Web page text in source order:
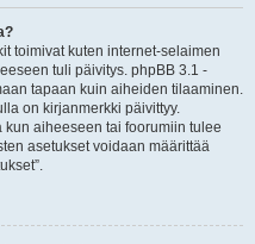
toimivat kuten internet-selaimen
tuli päivitys. phpBB 3.1 -
tapaan kuin aiheiden tilaaminen.
on kirjanmerkki päivittyy.
aiheeseen tai foorumiin tulee
asetukset voidaan määrittää